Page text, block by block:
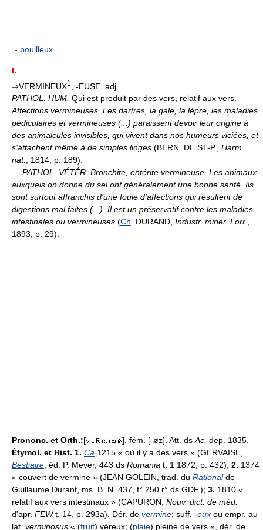
- pouilleux
I.
⇒VERMINEUX1
, -EUSE, adj.
PATHOL. HUM. Qui est produit par des vers, relatif aux vers.
Affections vermineuses. Les dartres, la gale, la lèpre, les maladies
pédiculaires et vermineuses (...) paraissent devoir leur origine à
des animalcules invisibles, qui vivent dans nos humeurs viciées, et
s'attachent même à de simples linges (BERN. DE ST-P., Harm.
nat., 1814, p. 189).
— PATHOL. VÉTÉR. Bronchite, entérite vermineuse. Les animaux
auxquels on donne du sel ont généralement une bonne santé. Ils
sont surtout affranchis d'une foule d'affections qui résultent de
digestions mal faites (...). Il est un préservatif contre les maladies
intestinales ou vermineuses (Ch. DURAND, Industr. minér. Lorr.,
1893, p. 29).
Prononc. et Orth.:[ ], fém. [-øz]. Att. dsAc. dep. 1835.
Étymol. et Hist. 1. Ca 1215 « où il y a des vers » (GERVAISE,
Bestiaire, éd. P. Meyer, 443 ds Romania t. 1 1872, p. 432); 2. 1374
« couvert de vermine » (JEAN GOLEIN, trad. du Rationalde
Guillaume Durant, ms. B. N. 437, f° 250 r° ds GDF.); 3. 1810 «
relatif aux vers intestinaux » (CAPURON, Nouv. dict. de méd.
d'apr. FEWt. 14, p. 293a). Dér. de vermine; suff. -eux ou empr. au
lat. verminosus « (fruit) véreux; (plaie) pleine de vers », dér. de